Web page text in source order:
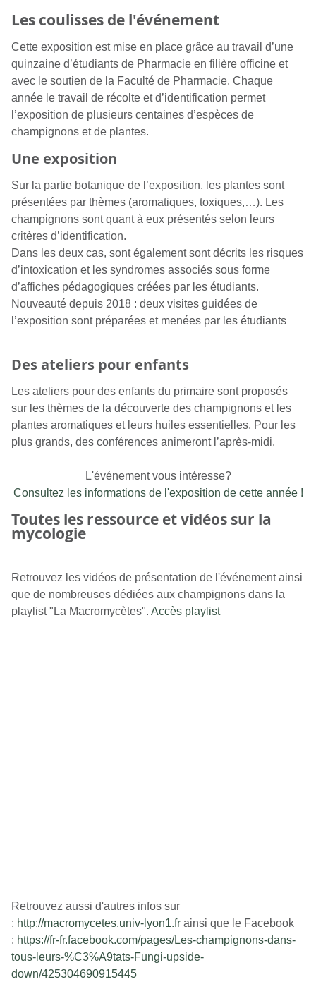
Les coulisses de l'événement
Cette exposition est mise en place grâce au travail d’une
quinzaine d’étudiants de Pharmacie en filière officine et
avec le soutien de la Faculté de Pharmacie. Chaque
année le travail de récolte et d’identification permet
l’exposition de plusieurs centaines d’espèces de
champignons et de plantes.
Une exposition
Sur la partie botanique de l’exposition, les plantes sont
présentées par thèmes (aromatiques, toxiques,…). Les
champignons sont quant à eux présentés selon leurs
critères d’identification.
Dans les deux cas, sont également sont décrits les risques
d’intoxication et les syndromes associés sous forme
d’affiches pédagogiques créées par les étudiants.
Nouveauté depuis 2018 : deux visites guidées de
l’exposition sont préparées et menées par les étudiants
Des ateliers pour enfants
Les ateliers pour des enfants du primaire sont proposés
sur les thèmes de la découverte des champignons et les
plantes aromatiques et leurs huiles essentielles. Pour les
plus grands, des conférences animeront l’après-midi.
L'événement vous intéresse?
Consultez les informations de l'exposition de cette année !
Toutes les ressource et vidéos sur la
mycologie
Retrouvez les vidéos de présentation de l'événement ainsi
que de nombreuses dédiées aux champignons dans la
playlist "La Macromycètes". Accès playlist
Retrouvez aussi d'autres infos sur
: http://macromycetes.univ-lyon1.fr ainsi que le Facebook
: https://fr-fr.facebook.com/pages/Les-champignons-dans-
tous-leurs-%C3%A9tats-Fungi-upside-
down/425304690915445